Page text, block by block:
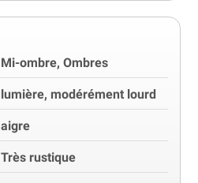
Mi-ombre, Ombres
lumière, modérément lourd
aigre
Très rustique